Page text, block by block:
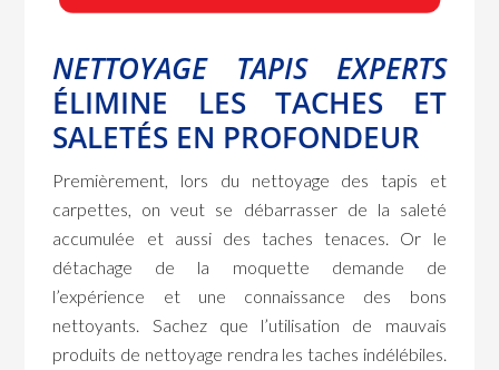
NETTOYAGE
TAPIS EXPERTS
ÉLIMINE LES TACHES ET
SALETÉS EN PROFONDEUR
Premièrement, lors du nettoyage des tapis et
carpettes, on veut se débarrasser de la saleté
accumulée et aussi des taches tenaces. Or le
détachage de la moquette demande de
l’expérience et une connaissance des bons
nettoyants. Sachez que l’utilisation de mauvais
produits de nettoyage rendra les taches indélébiles.